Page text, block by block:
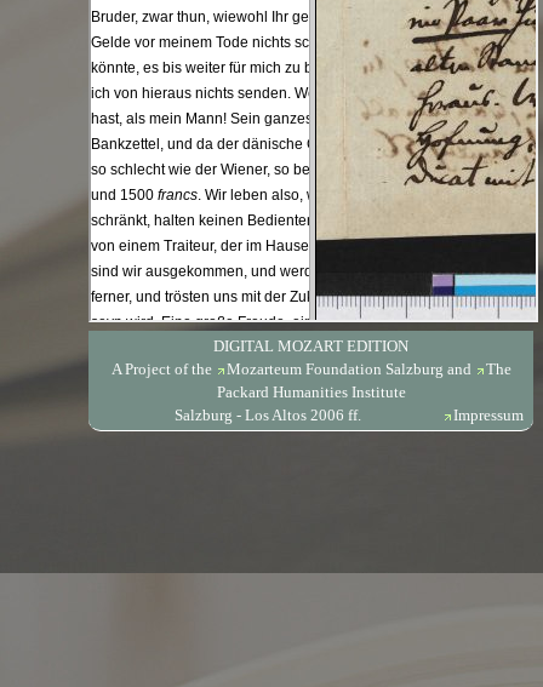
DIGITAL MOZART EDITION
A Project of the
Mozarteum Foundation Salzburg and
The
Packard Humanities Institute
Salzburg - Los Altos 2006 ff.
Impressum